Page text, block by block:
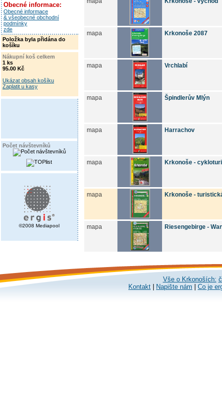
Obecné informace:
Obecné informace
& všeobecné obchodní
podmínky
zde
Položka byla přidána do
košíku
Nákupní koš celkem
1 ks
95.00 Kč
Ukázat obsah košíku
Zaplatit u kasy
Počet návštevníků
©2008 Mediapool
mapa Krkonoše 2087
mapa Vrchlabí
mapa Špindlerův Mlýn
mapa Harrachov
mapa Krkonoše -
mapa Krkonoše -
mapa Riesengebirge -
Vše o Krkonoších:
Kontakt
Napište nám Co je